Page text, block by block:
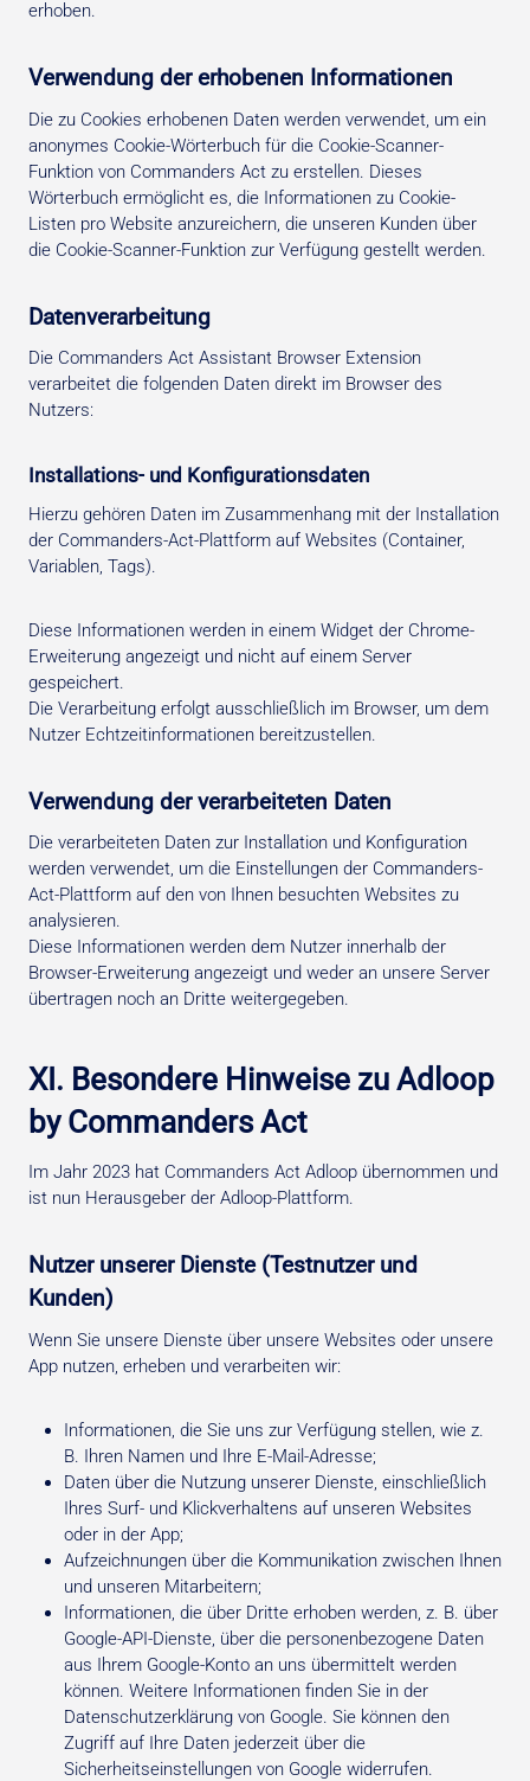
erhoben.
Verwendung der erhobenen Informationen
Die zu Cookies erhobenen Daten werden verwendet, um ein
anonymes Cookie-Wörterbuch für die Cookie-Scanner-
Funktion von Commanders Act zu erstellen. Dieses
Wörterbuch ermöglicht es, die Informationen zu Cookie-
Listen pro Website anzureichern, die unseren Kunden über
die Cookie-Scanner-Funktion zur Verfügung gestellt werden.
Datenverarbeitung
Die Commanders Act Assistant Browser Extension
verarbeitet die folgenden Daten direkt im Browser des
Nutzers:
Installations- und Konfigurationsdaten
Hierzu gehören Daten im Zusammenhang mit der Installation
der Commanders-Act-Plattform auf Websites (Container,
Variablen, Tags).
Diese Informationen werden in einem Widget der Chrome-
Erweiterung angezeigt und nicht auf einem Server
gespeichert.
Die Verarbeitung erfolgt ausschließlich im Browser, um dem
Nutzer Echtzeitinformationen bereitzustellen.
Verwendung der verarbeiteten Daten
Die verarbeiteten Daten zur Installation und Konfiguration
werden verwendet, um die Einstellungen der Commanders-
Act-Plattform auf den von Ihnen besuchten Websites zu
analysieren.
Diese Informationen werden dem Nutzer innerhalb der
Browser-Erweiterung angezeigt und weder an unsere Server
übertragen noch an Dritte weitergegeben.
XI. Besondere Hinweise zu Adloop
by Commanders Act
Im Jahr 2023 hat Commanders Act Adloop übernommen und
ist nun Herausgeber der Adloop-Plattform.
Nutzer unserer Dienste (Testnutzer und
Kunden)
Wenn Sie unsere Dienste über unsere Websites oder unsere
App nutzen, erheben und verarbeiten wir:
Informationen, die Sie uns zur Verfügung stellen, wie z.
B. Ihren Namen und Ihre E-Mail-Adresse;
Daten über die Nutzung unserer Dienste, einschließlich
Ihres Surf- und Klickverhaltens auf unseren Websites
oder in der App;
Aufzeichnungen über die Kommunikation zwischen Ihnen
und unseren Mitarbeitern;
Informationen, die über Dritte erhoben werden, z. B. über
Google-API-Dienste, über die personenbezogene Daten
aus Ihrem Google-Konto an uns übermittelt werden
können. Weitere Informationen finden Sie in der
Datenschutzerklärung von Google. Sie können den
Zugriff auf Ihre Daten jederzeit über die
Sicherheitseinstellungen von Google widerrufen.